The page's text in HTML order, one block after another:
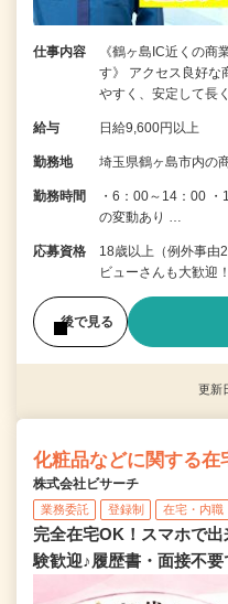
仕事内容
《鶴ヶ島IC近くの商
す》 アクセス良好な
やすく、安定して長
給与 日給9,600円以上
勤務地 埼玉県鶴ヶ島市内
勤務時間
・6：00～14：00
の変動あり …
応募資格
18歳以上（例外事由
ビューさんも大歓迎！
後で見る
更新
化粧品などに関する
株式会社ビサーチ
業務委託 登録制 在宅・内職
完全在宅OK！スマホで
験歓迎♪履歴書・面接不